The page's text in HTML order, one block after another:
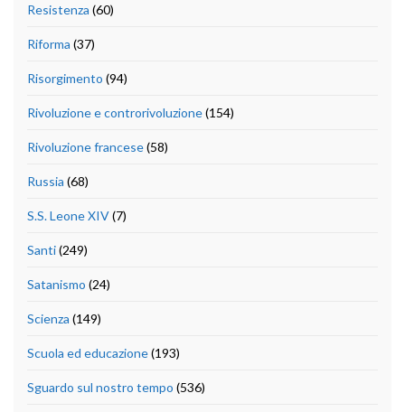
Resistenza (60)
Riforma (37)
Risorgimento (94)
Rivoluzione e controrivoluzione(154)
Rivoluzione francese(58)
Russia (68)
S.S. Leone XIV(7)
Santi(249)
Satanismo (24)
Scienza (149)
Scuola ed educazione(193)
Sguardo sul nostro tempo (536)